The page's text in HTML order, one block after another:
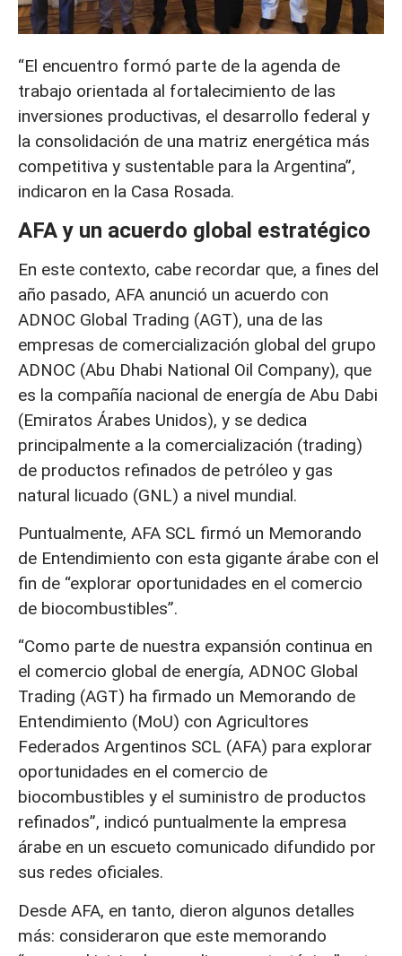
“El encuentro formó parte de la agenda de
trabajo orientada al fortalecimiento de las
inversiones productivas, el desarrollo federal y
la consolidación de una matriz energética más
competitiva y sustentable para la Argentina”,
indicaron en la Casa Rosada.
AFA y un acuerdo global estratégico
En este contexto, cabe recordar que, a fines del
año pasado, AFA anunció un acuerdo con
ADNOC Global Trading (AGT), una de las
empresas de comercialización global del grupo
ADNOC (Abu Dhabi National Oil Company), que
es la compañía nacional de energía de Abu Dabi
(Emiratos Árabes Unidos), y se dedica
principalmente a la comercialización (trading)
de productos refinados de petróleo y gas
natural licuado (GNL) a nivel mundial.
Puntualmente, AFA SCL firmó un Memorando
de Entendimiento con esta gigante árabe con el
fin de “explorar oportunidades en el comercio
de biocombustibles”.
“Como parte de nuestra expansión continua en
el comercio global de energía, ADNOC Global
Trading (AGT) ha firmado un Memorando de
Entendimiento (MoU) con Agricultores
Federados Argentinos SCL (AFA) para explorar
oportunidades en el comercio de
biocombustibles y el suministro de productos
refinados”, indicó puntualmente la empresa
árabe en un escueto comunicado difundido por
sus redes oficiales.
Desde AFA, en tanto, dieron algunos detalles
más: consideraron que este memorando